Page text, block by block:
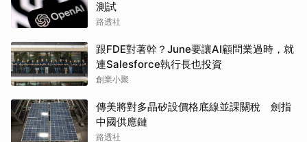
測試
路透社
跟FDE對著幹？June要讓AI顧問業過時，就
連Salesforce執行長也投資
創業小聚
傳美將對多晶矽設價格底線並課關稅 劍指
中國供應鏈
路透社